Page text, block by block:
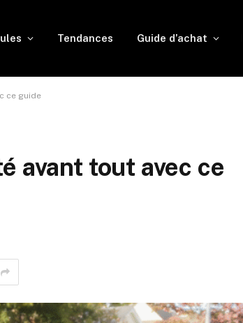
Tendances Guide d’achat
ce guide
avant tout avec ce